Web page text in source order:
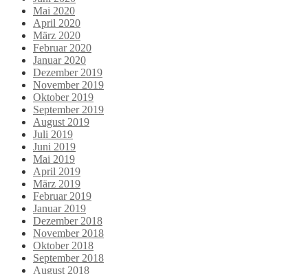
Mai 2020
April 2020
März 2020
Februar 2020
Januar 2020
Dezember 2019
November 2019
Oktober 2019
September 2019
August 2019
Juli 2019
Juni 2019
Mai 2019
April 2019
März 2019
Februar 2019
Januar 2019
Dezember 2018
November 2018
Oktober 2018
September 2018
August 2018